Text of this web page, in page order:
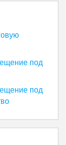
под
под